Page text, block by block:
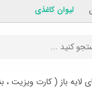
لیوان کاغذی
باز ( کارت ویزیت ،